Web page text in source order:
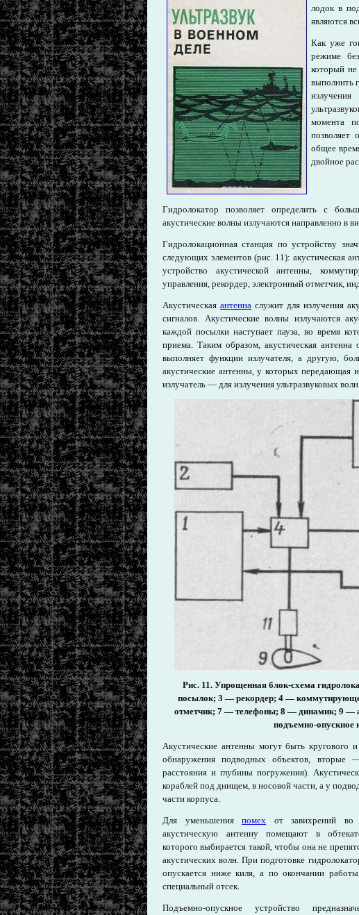
лодок в
являются
Как уже
режиме
который
выполнить
момента
позволяет
общее
двойное
Гидролокатор позволяет определить с
акустические волны излучаются направленно в
Гидролокационная станция по устройству
следующих элементов (рис. 11): акустическая
устройство акустической антенны,
управления, рекордер, электронный отметчик,
Акустическаяантенна служит для излучения
сигналов. Акустические волны излучаются
каждой посылки наступает пауза, во время
приема. Таким образом, акустическая
выполняет функции излучателя, а другую,
акустические антенны, у которых передающая
излучатель — для излучения ультразвуковых
Рис. 11. Упрощенная блок-схема
посылок; 3 — рекордер; 4 —
отметчик; 7 — телефоны; 8 — динамик; 9 —
подъемно-опускное
Акустические антенны могут быть кругового
обнаружения подводных объектов, вторые
расстояния и глубины погружения).
кораблей под днищем, в носовой части, а у
части корпуса.
Для уменьшения помех от завихрений во
акустическую антенну помещают в
которого выбирается такой, чтобы она не
акустических волн. При подготовке
опускается ниже киля, а по окончании
специальный отсек.
Подъемно-опускное устройство